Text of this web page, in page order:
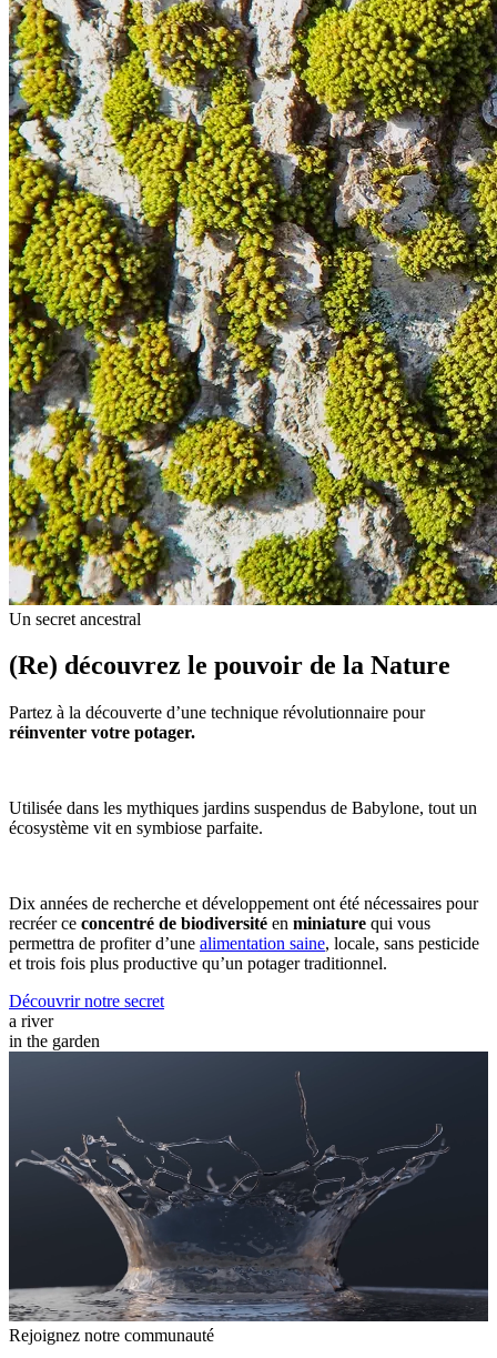
Un secret ancestral
(Re) découvrez le pouvoir de la Nature
Partez à la découverte d’une technique révolutionnaire pour
réinventer votre potager.
Utilisée dans les mythiques jardins suspendus de Babylone, tout un
écosystème vit en symbiose parfaite.
Dix années de recherche et développement ont été nécessaires pour
recréer ce concentré de biodiversité en miniature qui vous
permettra de profiter d’une alimentation saine, locale, sans pesticide
et trois fois plus productive qu’un potager traditionnel.
Découvrir notre secret
a river
in the garden
Rejoignez notre communauté